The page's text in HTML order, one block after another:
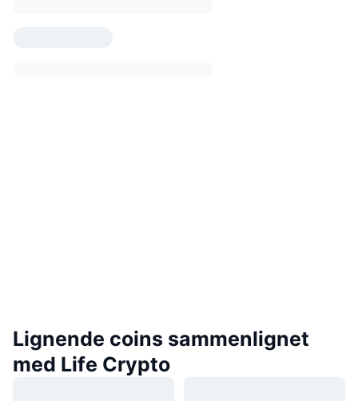
Lignende coins sammenlignet
med Life Crypto